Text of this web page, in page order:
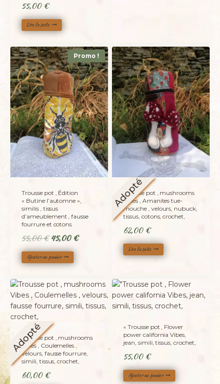
55,00 €
Lire la suite
Promo !
Trousse pot , Édition
« Butine l’automne »,
similis , tissus
d’ameublement , fausse
fourrure et cotons
55,00€ Le
prix
initial
55,00 €.
45,00€Le
45,00 €.
Ajouter au panier
Adopté
Trousse pot , mushrooms
Vibes , Amanites tue-
mouche , velours, nubuck,
tissus, cotons, crochet,
62,00 €
Lire la suite
Adopté
Trousse pot , mushrooms
Vibes , Coulemelles ,
velours, fausse fourrure,
simili, tissus, crochet,
60,00 €
« Trousse pot , Flower
power california Vibes,
jean, simili, tissus, crochet,
55,00 €
Ajouter au panier